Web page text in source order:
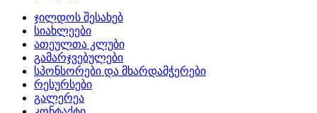
ჯილდოს შესახებ
სიახლეები
ათეულთა კლუბი
გამარჯვებულები
სპონსორები და მხარდამჭერები
რესურსები
გალერეა